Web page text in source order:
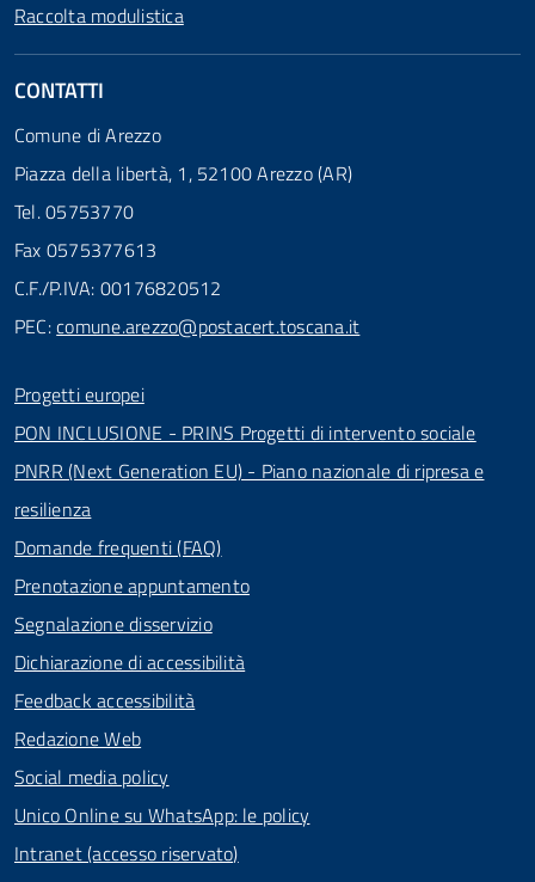
Raccolta modulistica
CONTATTI
Comune di Arezzo
Piazza della libertà, 1, 52100 Arezzo (AR)
Tel. 05753770
Fax 0575377613
C.F./P.IVA: 00176820512
PEC:comune.arezzo@postacert.toscana.it
Progetti europei
PON INCLUSIONE - PRINS Progetti di intervento sociale
PNRR (Next Generation EU) - Piano nazionale di ripresa e
resilienza
Domande frequenti (FAQ)
Prenotazione appuntamento
Segnalazione disservizio
Dichiarazione di accessibilità
Feedback accessibilità
Redazione Web
Social media policy
Unico Online su WhatsApp: le policy
Intranet (accesso riservato)